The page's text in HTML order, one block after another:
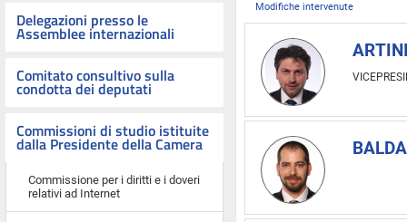
Delegazioni presso le
Assemblee internazionali
Comitato consultivo sulla
condotta dei deputati
Commissioni di studio istituite
dalla Presidente della Camera
Commissione per i diritti e i doveri
relativi ad Internet
Modifiche intervenute